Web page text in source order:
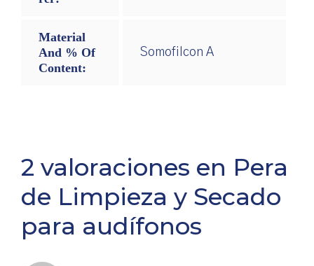
Material
And % Of
Content:
Somofilcon A
2 valoraciones en Pera
de Limpieza y Secado
para audífonos